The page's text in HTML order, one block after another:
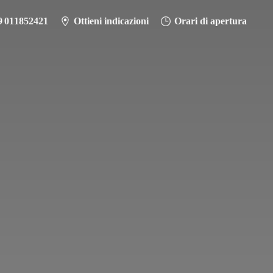
011852421 Ottieni indicazioni Orari di apertura